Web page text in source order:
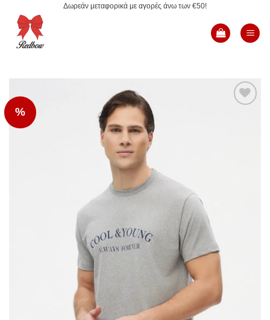
περιεχόμενο
Δωρεάν μεταφορικά με αγορές άνω των €50!
%